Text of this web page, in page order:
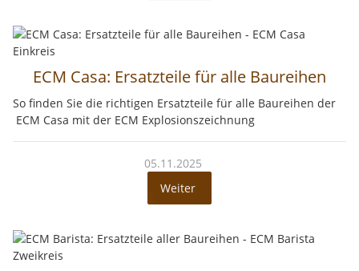
ECM Casa: Ersatzteile für alle Baureihen
So finden Sie die richtigen Ersatzteile für alle Baureihen der
ECM Casa mit der ECM Explosionszeichnung
05.11.2025
Weiter